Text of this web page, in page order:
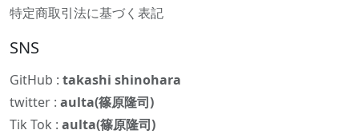
特定商取引法に基づく表記
SNS
GitHub : takashi shinohara
twitter : aulta(篠原隆司)
Tik Tok : aulta(篠原隆司)